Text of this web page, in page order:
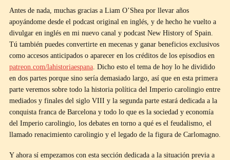
Antes de nada, muchas gracias a Liam O’Shea por llevar años
apoyándome desde el podcast original en inglés, y de hecho he vuelto a
divulgar en inglés en mi nuevo canal y podcast New History of Spain.
Tú también puedes convertirte en mecenas y ganar beneficios exclusivos
como accesos anticipados o aparecer en los créditos de los episodios en
patreon.com/lahistoriaespana. Dicho esto el tema de hoy lo he dividido
en dos partes porque sino sería demasiado largo, así que en esta primera
parte veremos sobre todo la historia política del Imperio carolingio entre
mediados y finales del siglo VIII y la segunda parte estará dedicada a la
conquista franca de Barcelona y todo lo que es la sociedad y economía
del Imperio carolingio, los debates en torno a qué es el feudalismo, el
llamado renacimiento carolingio y el legado de la figura de Carlomagno.
Y ahora sí empezamos con esta sección dedicada a la situación previa a